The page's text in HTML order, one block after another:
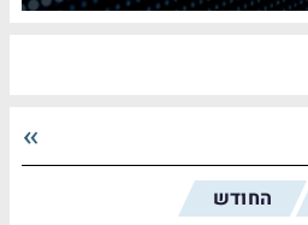
החודש